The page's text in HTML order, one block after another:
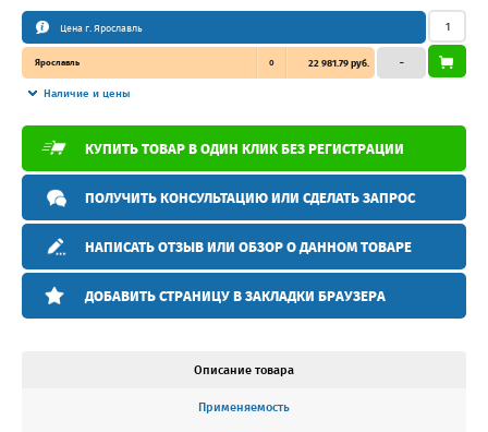
Цена г. Ярославль
Ярославль 0 22 981.79 руб.
Наличие и цены
–
КУПИТЬ ТОВАР В ОДИН КЛИК БЕЗ РЕГИСТРАЦИИ
ПОЛУЧИТЬ КОНСУЛЬТАЦИЮ ИЛИ СДЕЛАТЬ ЗАПРОС
НАПИСАТЬ ОТЗЫВ ИЛИ ОБЗОР О ДАННОМ ТОВАРЕ
ДОБАВИТЬ СТРАНИЦУ В ЗАКЛАДКИ БРАУЗЕРА
Описание товара
Применяемость